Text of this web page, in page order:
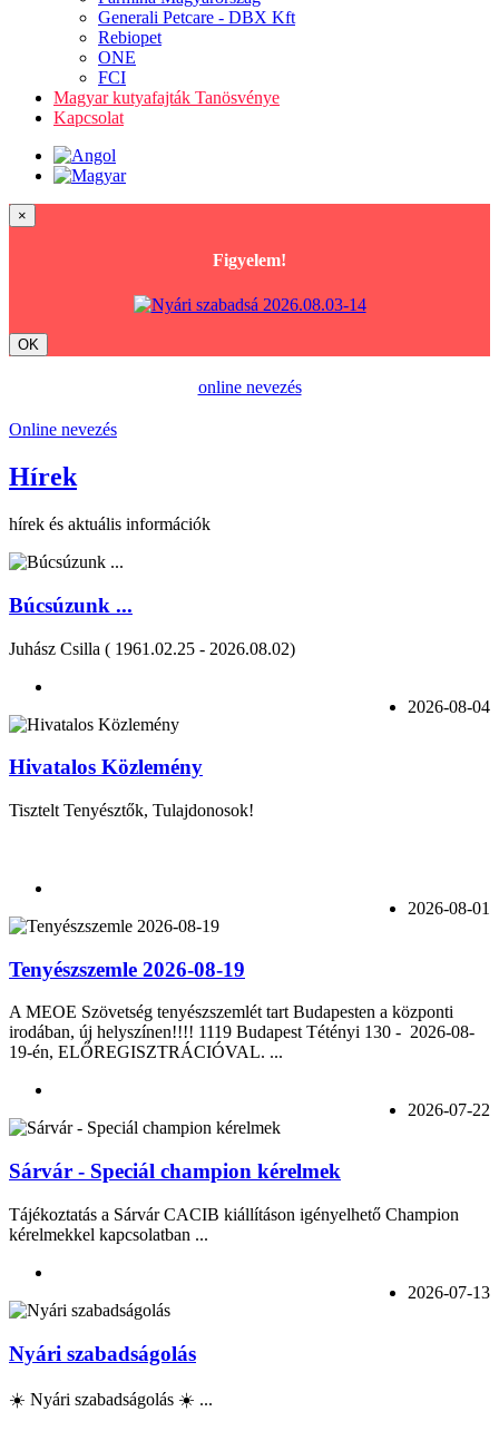
Generali Petcare - DBX Kft
Rebiopet
ONE
FCI
Magyar kutyafajták Tanösvénye
Kapcsolat
×
Figyelem!
OK
online nevezés
Online nevezés
Hírek
hírek és aktuális információk
Búcsúzunk ...
Juhász Csilla ( 1961.02.25 - 2026.08.02)
2026-08-04
Hivatalos Közlemény
Tisztelt Tenyésztők, Tulajdonosok!
2026-08-01
Tenyészszemle 2026-08-19
A MEOE Szövetség tenyészszemlét tart Budapesten a központi
irodában, új helyszínen!!!! 1119 Budapest Tétényi 130 - 2026-08-
19-én, ELŐREGISZTRÁCIÓVAL. ...
2026-07-22
Sárvár - Speciál champion kérelmek
Tájékoztatás a Sárvár CACIB kiállításon igényelhető Champion
kérelmekkel kapcsolatban ...
2026-07-13
Nyári szabadságolás
☀️ Nyári szabadságolás ☀️ ...